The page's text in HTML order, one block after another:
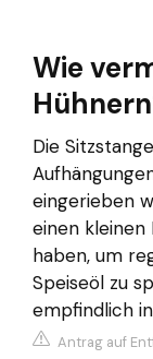
Wie
Die
eingerieben
einen
haben, um
Speiseöl zu
empfindlich
Antrag auf